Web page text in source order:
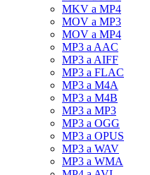
MKV a MP4
MOV a MP3
MOV a MP4
MP3 a AAC
MP3 a AIFF
MP3 a FLAC
MP3 a M4A
MP3 a M4B
MP3 a MP3
MP3 a OGG
MP3 a OPUS
MP3 a WAV
MP3 a WMA